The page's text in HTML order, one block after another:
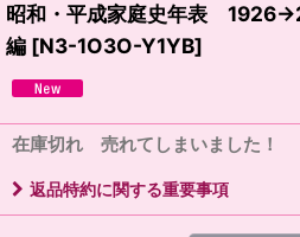
昭和・平成家庭史年表
編 [N3-1O3O-Y1YB]
在庫切れ 売れてしまいました！
返品特約に関する重要事項